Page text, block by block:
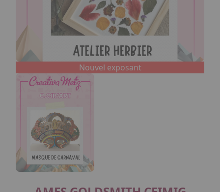
Nouvel exposant